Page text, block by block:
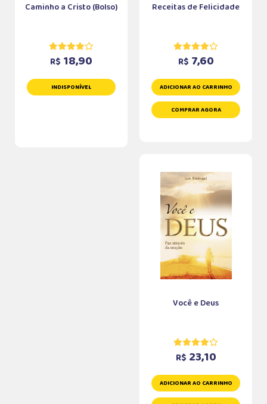
Caminho a Cristo (Bolso)
R$ 18,90
INDISPONÍVEL
Receitas de Felicidade
R$ 7,60
ADICIONAR AO CARRINHO
COMPRAR AGORA
Você e Deus
R$ 23,10
ADICIONAR AO CARRINHO